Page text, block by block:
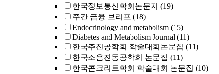
한국정보통신학회논문지 (19)
주간 금융 브리프 (18)
Endocrinology and metabolism (15)
Diabetes and Metabolism Journal (11)
한국추진공학회 학술대회논문집 (11)
한국소음진동공학회 논문집 (11)
한국콘크리트학회 학술대회 논문집 (10)